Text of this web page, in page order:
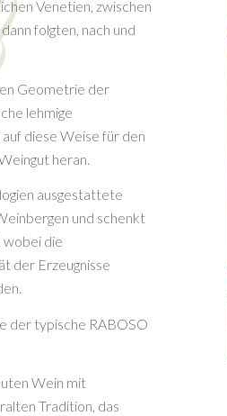
Venetien, zwischen
folgten, nach und
Geometrie der
lehmige
diese Weise für den
heran.
ausgestattete
und schenkt
wobei die
der Erzeugnisse
der typische RABOSO
Wein mit
Tradition, das